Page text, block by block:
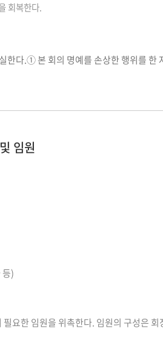
회복한다.
한다.① 본 회의 명예를 손상한 행위를
임원
)
요한 임원을 위촉한다. 임원의 구성은 회